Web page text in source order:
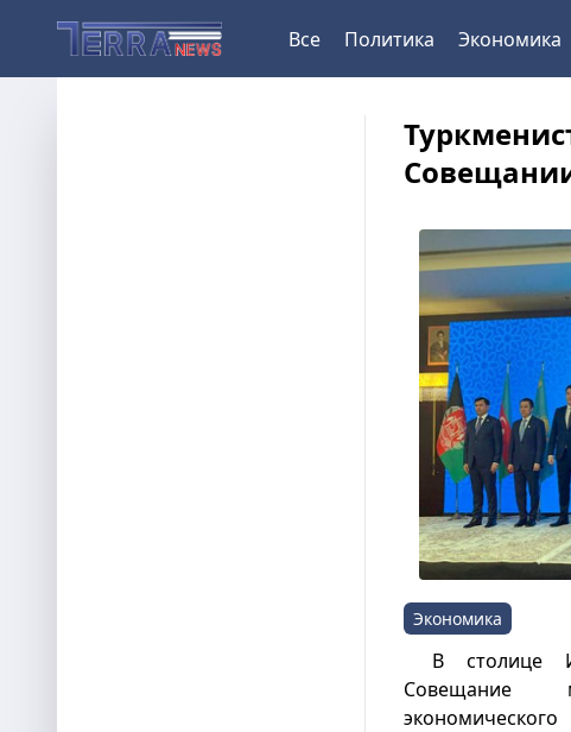
Все Политика Экономика
Экономика
В столице
Совещание